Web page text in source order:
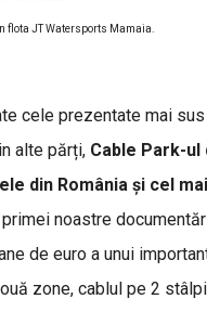
flota JT Watersports Mamaia.
cele prezentate mai
alte părți, Cable Park-
din România și cel
noastre
de euro a unui
zone, cablul pe 2